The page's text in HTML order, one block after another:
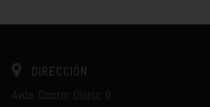
DIRECCIÓN:
Avda. Doctor Olóriz, 6.